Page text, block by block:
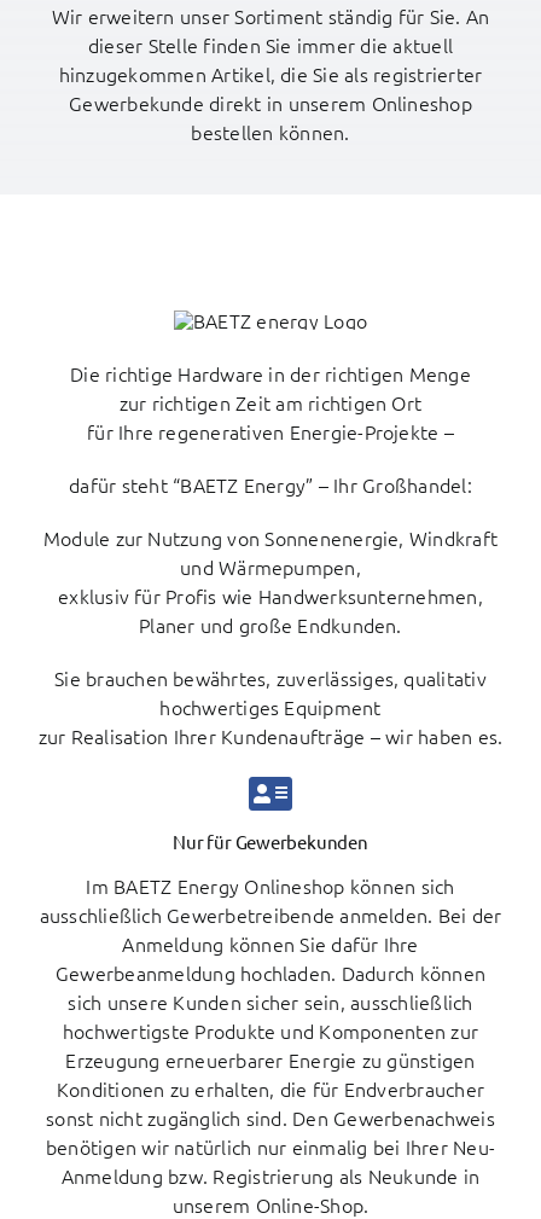
Wir erweitern unser Sortiment ständig für Sie. An
dieser Stelle finden Sie immer die aktuell
hinzugekommen Artikel, die Sie als registrierter
Gewerbekunde direkt in unserem Onlineshop
bestellen können.
Die richtige Hardware in der richtigen Menge
zur richtigen Zeit am richtigen Ort
für Ihre regenerativen Energie-Projekte –
dafür steht “BAETZ Energy” – Ihr Großhandel:
Module zur Nutzung von Sonnenenergie, Windkraft
und Wärmepumpen,
exklusiv für Profis wie Handwerksunternehmen,
Planer und große Endkunden.
Sie brauchen bewährtes, zuverlässiges, qualitativ
hochwertiges Equipment
zur Realisation Ihrer Kundenaufträge – wir haben es.
Nur für Gewerbekunden
Im BAETZ Energy Onlineshop können sich
ausschließlich Gewerbetreibende anmelden. Bei der
Anmeldung können Sie dafür Ihre
Gewerbeanmeldung hochladen. Dadurch können
sich unsere Kunden sicher sein, ausschließlich
hochwertigste Produkte und Komponenten zur
Erzeugung erneuerbarer Energie zu günstigen
Konditionen zu erhalten, die für Endverbraucher
sonst nicht zugänglich sind. Den Gewerbenachweis
benötigen wir natürlich nur einmalig bei Ihrer Neu-
Anmeldung bzw. Registrierung als Neukunde in
unserem Online-Shop.